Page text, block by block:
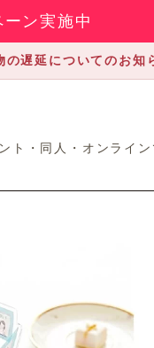
ン実施中
の遅延についてのお知
ト・同人・オンライ